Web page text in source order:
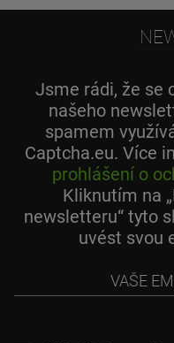
Jsme rádi, že se
našeho
spamem
Captcha.eu. Více
prohlášení o
Kliknutím na
newsletteru“ tyto
uvést svou
adresa